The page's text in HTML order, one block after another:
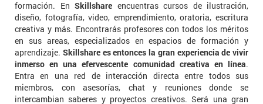
formación. En Skillshare encuentras cursos de ilustración,
diseño, fotografía, video, emprendimiento, oratoria, escritura
creativa y más. Encontrarás profesores con todos los méritos
en sus areas, especializados en espacios de formación y
aprendizaje. Skillshare es entonces la gran experiencia de vivir
inmerso en una efervescente comunidad creativa en línea.
Entra en una red de interacción directa entre todos sus
miembros, con asesorías, chat y reuniones donde se
intercambian saberes y proyectos creativos. Será una gran